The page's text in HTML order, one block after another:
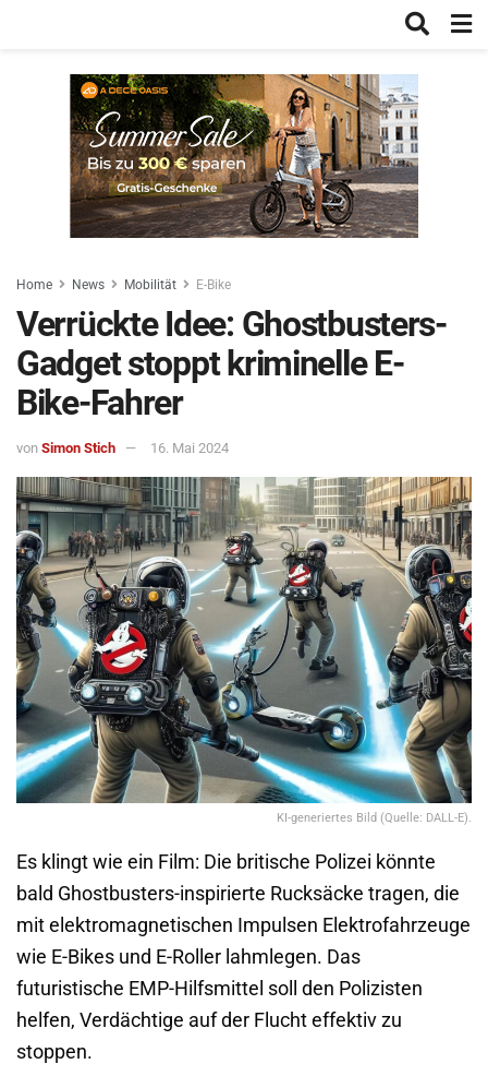
Home News Mobilität E-Bike
Verrückte Idee: Ghostbusters-
Gadget stoppt kriminelle E-
Bike-Fahrer
von Simon Stich 16. Mai 2024
KI-generiertes Bild (Quelle: DALL-E).
Es klingt wie ein Film: Die britische Polizei könnte
bald Ghostbusters-inspirierte Rucksäcke tragen, die
mit elektromagnetischen Impulsen Elektrofahrzeuge
wie E-Bikes und E-Roller lahmlegen. Das
futuristische EMP-Hilfsmittel soll den Polizisten
helfen, Verdächtige auf der Flucht effektiv zu
stoppen.